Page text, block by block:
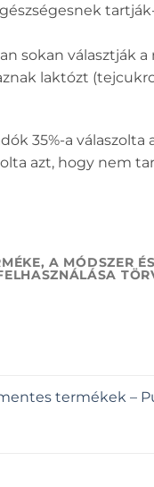
sokan választják a
laktózt
35%-a válaszolta
azt, hogy nem
A MÓDSZER
termékek –